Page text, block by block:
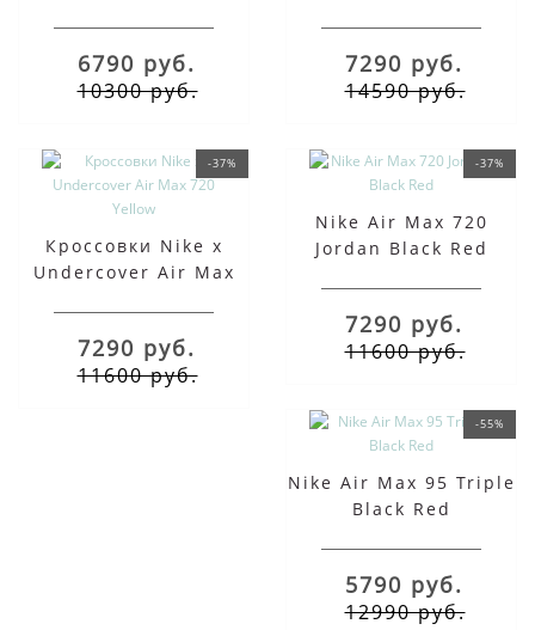
6790 руб.
10300 руб.
7290 руб.
14590 руб.
-37%
Кроссовки Nike x
Undercover Air Max
7290 руб.
11600 руб.
-37%
Nike Air Max 720
Jordan Black Red
7290 руб.
11600 руб.
-55%
Nike Air Max 95 Triple
Black Red
5790 руб.
12990 руб.